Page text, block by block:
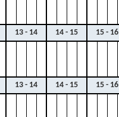
13 - 14 14 - 15 15 - 16
13 - 14 14 - 15 15 - 16